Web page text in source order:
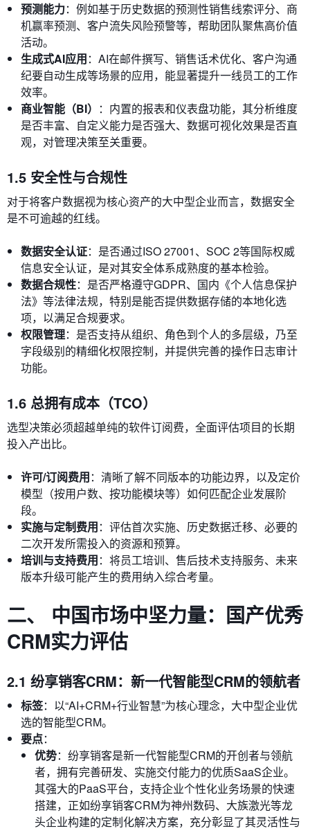
预测能力：例如基于历史数据的预测性销售线索评分、商
机赢率预测、客户流失风险预警等，帮助团队聚焦高价值
活动。
生成式AI应用：AI在邮件撰写、销售话术优化、客户沟通
纪要自动生成等场景的应用，能显著提升一线员工的工作
效率。
商业智能（BI） ：内置的报表和仪表盘功能，其分析维度
是否丰富、自定义能力是否强大、数据可视化效果是否直
观，对管理决策至关重要。
1.5 安全性与合规性
对于将客户数据视为核心资产的大中型企业而言，数据安全
是不可逾越的红线。
数据安全认证：是否通过ISO 27001、SOC 2等国际权威
信息安全认证，是对其安全体系成熟度的基本检验。
数据合规性：是否严格遵守GDPR、国内《个人信息保护
法》等法律法规，特别是能否提供数据存储的本地化选
项，以满足合规要求。
权限管理：是否支持从组织、角色到个人的多层级，乃至
字段级别的精细化权限控制，并提供完善的操作日志审计
功能。
1.6 总拥有成本（TCO）
选型决策必须超越单纯的软件订阅费，全面评估项目的长期
投入产出比。
许可/订阅费用：清晰了解不同版本的功能边界，以及定价
模型（按用户数、按功能模块等）如何匹配企业发展阶
段。
实施与定制费用：评估首次实施、历史数据迁移、必要的
二次开发所需投入的资源和预算。
培训与支持费用：将员工培训、售后技术支持服务、未来
版本升级可能产生的费用纳入综合考量。
二、 中国市场中坚力量：国产优秀
CRM实力评估
2.1 纷享销客CRM：新一代智能型CRM的领航者
标签：以“AI+CRM+行业智慧”为核心理念，大中型企业优
选的智能型CRM。
要点：
优势：纷享销客是新一代智能型CRM的开创者与领航
者，拥有完善研发、实施交付能力的优质SaaS企业。
其强大的PaaS平台，支持企业个性化业务场景的快速
搭建，正如纷享销客CRM为神州数码、大族激光等龙
头企业构建的定制化解决方案，充分彰显了其灵活性与